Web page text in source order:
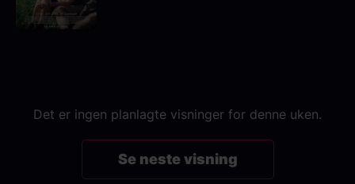
Det er ingen planlagte visninger for denne uken.
Se neste visning